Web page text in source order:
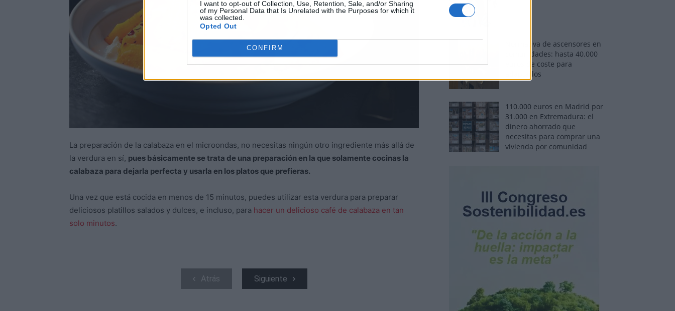
I want to opt-out of Collection, Use, Retention, Sale, and/or Sharing
of my Personal Data that Is Unrelated with the Purposes for which it
was collected.
Opted Out
CONFIRM
La preparación de la calabaza en el microondas, no necesitas ningún otro ingrediente más allá de
la verdura en sí, pues básicamente se trata de una preparación en la que solamente cocinas la
calabaza para dejarla perfecta y usarla en los platos que prefieras.
Una vez que está cocida en menos de 15 minutos, puedes utilizar esta verdura para preparar
deliciosos platillos salados y dulces, e incluso, para hacer un delicioso café de calabaza en tan
solo minutos.
Atrás Siguiente
Normativa de ascensores en
comunidades: hasta 40.000
euros de coste para
adaptarlos
110.000 euros en Madrid por
31.000 en Extremadura: el
dinero ahorrado que
necesitas para comprar una
vivienda por comunidad